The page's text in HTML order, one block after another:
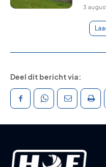
3
Deel dit bericht via: